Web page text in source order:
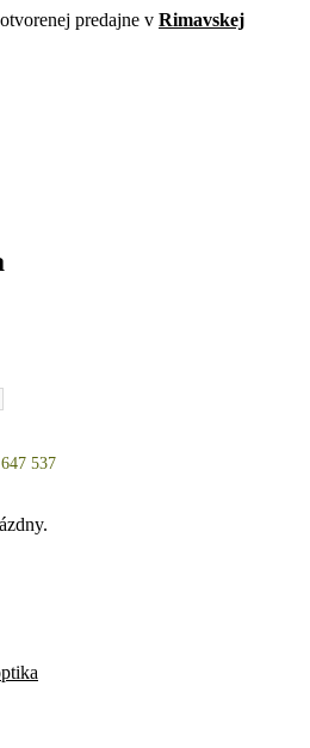
predajne v Rimavskej
537